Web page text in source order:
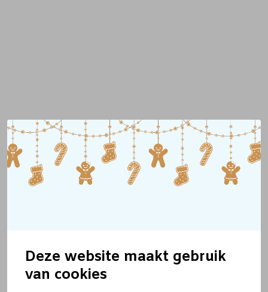
Deze website maakt gebruik
van cookies